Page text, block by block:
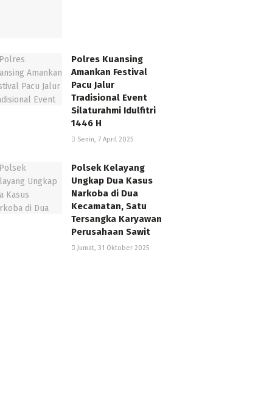
Polres Kuansing
Amankan Festival
Pacu Jalur
Tradisional Event
Silaturahmi Idulfitri
1446 H
Senin, 7 April 2025
Polsek Kelayang
Ungkap Dua Kasus
Narkoba di Dua
Kecamatan, Satu
Tersangka Karyawan
Perusahaan Sawit
Jumat, 31 Oktober 2025